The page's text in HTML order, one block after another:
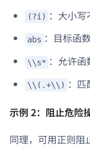
(?i) ：大小
abs ：目标函
\\s* ：允许
\\(.+\\) ：
示例 2：阻止危险
同理，可用正则阻